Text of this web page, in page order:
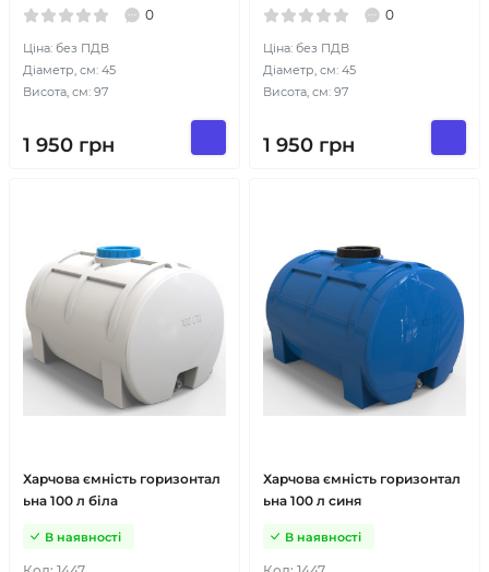
0
Ціна: без ПДВ
Діаметр, см: 45
Висота, см: 97
1 950 грн
0
Ціна: без ПДВ
Діаметр, см: 45
Висота, см: 97
1 950 грн
Харчова ємність горизонтал
ьна 100 л біла
В наявності
Харчова ємність горизонтал
ьна 100 л синя
В наявності